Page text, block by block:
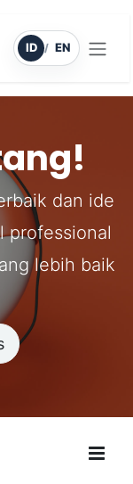
ID / EN
dan ide
professional
lebih baik